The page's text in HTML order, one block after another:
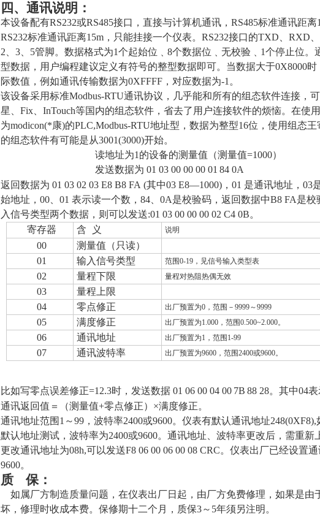
四、通讯说明：
本设备配有RS232或RS485接口，直接与计算机通讯， RS485标准通讯距离1
RS232标准通讯距离15m，只能挂接一个仪表。 RS232接口的TXD、RXD
2、3、5管脚。数据格式为1个起始位﹑8个数据位﹑无校验
1个停止位。
型数据，用户编程建议定义有符号的整型数据即可。当数据大于0X8000
际数值，例如通讯传输数据为0XFFFF，对应数据为-1。
该设备采用标准Modbus-RTU通讯协议，几乎能和所有的组态软件连接，
星、Fix、 InTouch等国内的组态软件，省去了用户连接软件的烦恼。在使
为modicon(*康)的PLC,Modbus-RTU地址型，数据为整型16位，使用组态王
的组态软件有可能是从3001(3000)开始。
读地址为1的设备的测量值（测量值=1000）
发送数据为 01 03 00 00 00 01 84 0A
返回数据为 01 03 02 03 E8 B8 FA (其中03 E8—1000)，01 是通讯地址，03
始地址，00、01 表示读一个数，84、0A是校验码，返回数据中B8 FA是
入信号类型两个数据，则可以发送:01 03 00 00 00 02 C4 0B。
寄存器
含 义 说明
00
测量值（只读）
01
输入信号类型 范围0-19 ，见信号输入类型表
02 量程下限 量程对热阻热偶无效
03
量程上限
04
零点修正 出厂预置为0 ，范围－ 9999～9999
05 满度修正 出厂预置为1.000 ，范围0.500~2.000。
06 通讯地址 出厂预置为1 ，范围 1-99
07 通讯波特率 出厂预置为9600 ，范围2400或9600。
比如写零点误差修正=12.3时，发送数据 01 06 00 04 00 7B 88 28。其中04
通讯返回值＝（测量值+零点修正）×满度修正。
通讯地址范围1～99，波特率2400或9600。仪表有默认通讯地址
默认地址测试，波特率为2400或9600。通讯地址、波特率更改后，需重新
更改通讯地址为08h,可以发送F8 06 00 06 00 08 CRC。 仪表出厂已经设置
9600。
质 保：
如属厂方制造质量问题，在仪表出厂日起，由厂方免费修理，如果是由
坏，修理时收成本费。保修期十二个月，质保3～5年须另注明。